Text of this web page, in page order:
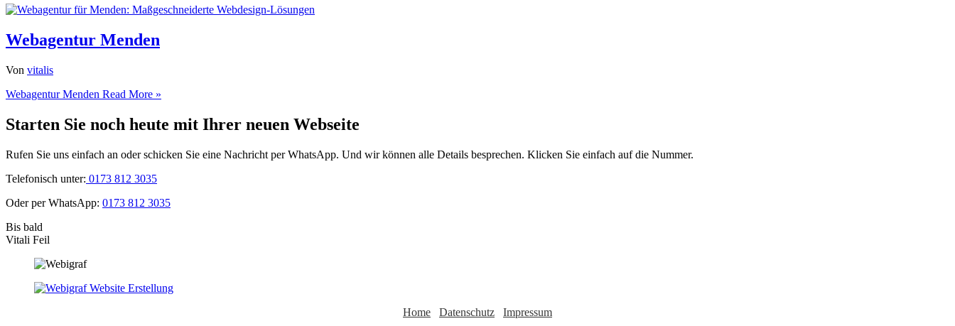
Webagentur Menden
Von vitalis
Webagentur Menden Read More »
Starten Sie noch heute mit Ihrer neuen Webseite
Rufen Sie uns einfach an oder schicken Sie eine Nachricht per WhatsApp. Und wir können alle Details besprechen. Klicken Sie einfach auf die Nummer.
Telefonisch unter: 0173 812 3035
Oder per WhatsApp: 0173 812 3035
Bis bald
Vitali Feil
Home Datenschutz Impressum